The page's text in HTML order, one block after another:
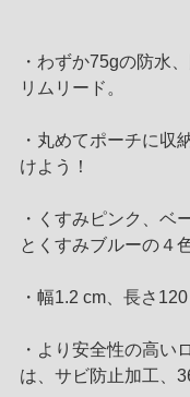
・わずか75gの防水
リムリード。
・丸めてポーチに収
けよう！
・くすみピンク、ベ
とくすみブルーの４
・幅1.2 cm、長さ
・より安全性の高い
は、サビ防止加工、